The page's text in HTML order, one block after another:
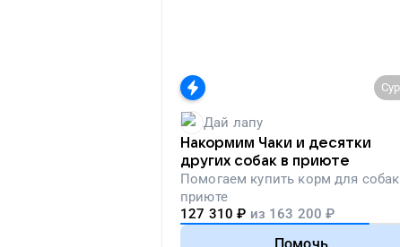
Дай лапу
Накормим Чаки и десятки
других собак в приюте
Помогаем купить корм для
приюте
127 310 ₽ из 163 200 ₽